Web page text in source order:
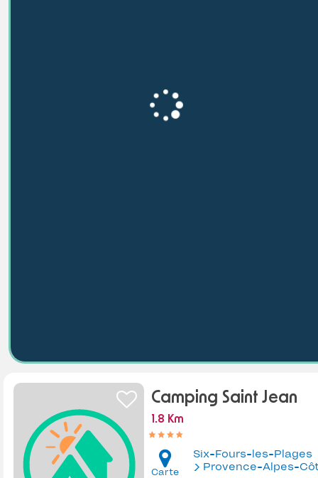
Camping Saint Jean
1.8 Km
Carte
Six-Fours-les-Plages
Provence-Alpes-Côte